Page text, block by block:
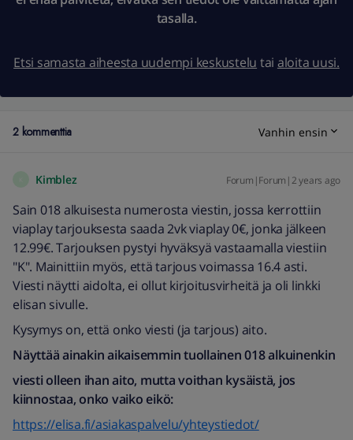
tasalla.
Etsi samasta aiheesta uudempi keskustelu tai aloita uusi.
2 kommenttia Vanhin ensin
Kimblez Forum|Forum|2 years ago
Sain 018 alkuisesta numerosta viestin, jossa kerrottiin
viaplay tarjouksesta saada 2vk viaplay 0€, jonka jälkeen
12.99€. Tarjouksen pystyi hyväksyä vastaamalla viestiin
"K". Mainittiin myös, että tarjous voimassa 16.4 asti.
Viesti näytti aidolta, ei ollut kirjoitusvirheitä ja oli linkki
elisan sivulle.
Kysymys on, että onko viesti (ja tarjous) aito.
Näyttää ainakin aikaisemmin tuollainen 018 alkuinenkin
viesti olleen ihan aito, mutta voithan kysäistä, jos
kiinnostaa, onko vaiko eikö:
https://elisa.fi/asiakaspalvelu/yhteystiedot/